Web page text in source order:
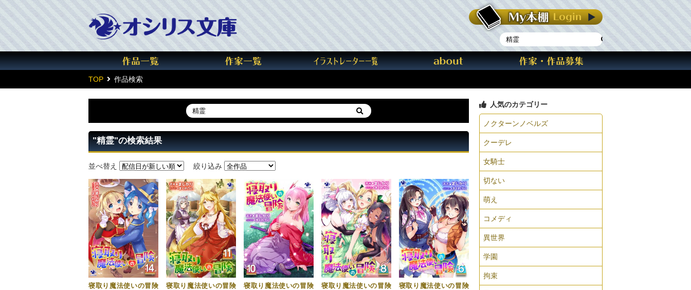
TOP 作品検索
"精霊"の検索結果
並べ替え 絞り込み
寝取り魔法使いの冒険
寝取り魔法使いの冒険
寝取り魔法使いの冒険
寝取り魔法使いの冒険
寝取り魔法使いの冒険
人気のカテゴリー
ノクターンノベルズ
クーデレ
女騎士
切ない
萌え
コメディ
異世界
学園
拘束